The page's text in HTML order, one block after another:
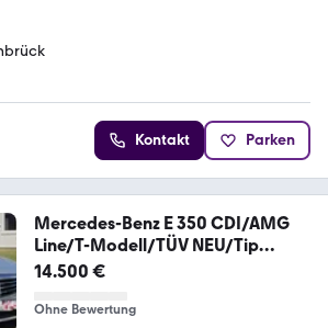
Kontakt Parken
Mercedes-Benz E 350 CDI/AMG
Line/T-Modell/TÜV NEU/Tip
tronic/
14.500 €
Ohne Bewertung